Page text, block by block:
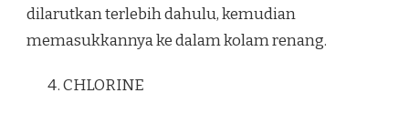
dilarutkan terlebih dahulu, kemudian
memasukkannya ke dalam kolam renang.
CHLORINE